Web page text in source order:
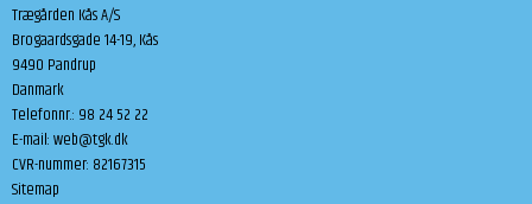
Trægården Kås A/S
Brogaardsgade 14-19, Kås
9490 Pandrup
Danmark
Telefonnr.: 98 24 52 22
E-mail:web@tgk.dk
CVR-nummer: 82167315
Sitemap